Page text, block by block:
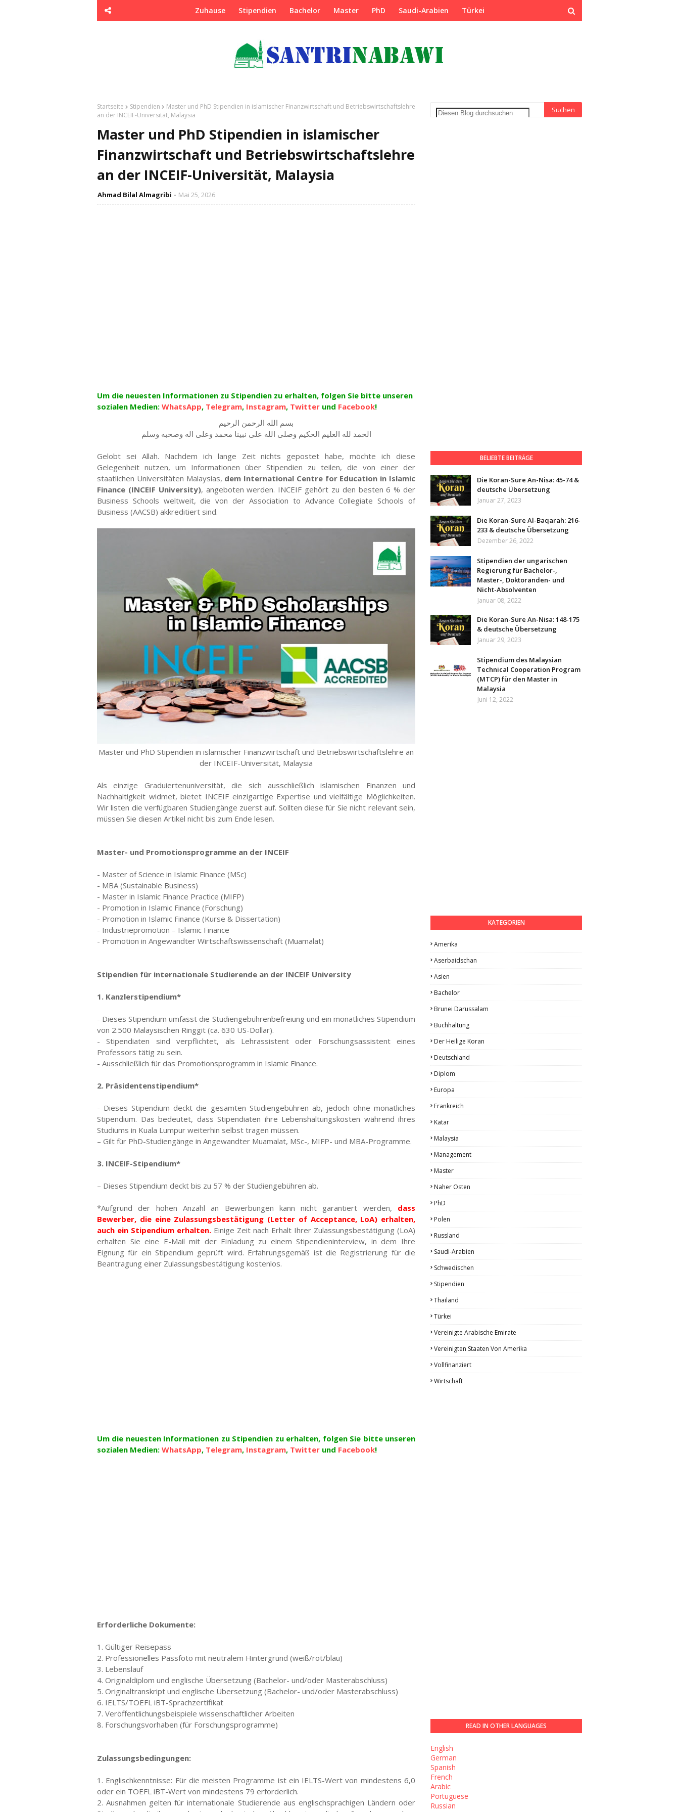
Zuhause Stipendien Bachelor Master PhD Saudi-Arabien Türkei
Startseite Stipendien
Master und PhD Stipendien in islamischer Finanzwirtschaft und Betriebswirtschaftslehre
an der INCEIF-Universität, Malaysia
Master und PhD Stipendien in islamischer
Finanzwirtschaft und Betriebswirtschaftslehre
an der INCEIF-Universität, Malaysia
Ahmad Bilal Almagribi Mai 25, 2026
Um die neuesten Informationen zu Stipendien zu erhalten, folgen Sie bitte unseren
sozialen Medien: WhatsApp, Telegram, Instagram, Twitter und Facebook!
بسم الله الرحمن الرحيم
الحمد لله العليم الحكيم وصلى الله على نبينا محمد وعلى اله وصحبه وسلم
Gelobt sei Allah. Nachdem ich lange Zeit nichts gepostet habe, möchte ich diese
Gelegenheit nutzen, um Informationen über Stipendien zu teilen, die von einer der
staatlichen Universitäten Malaysias, dem International Centre for Education in Islamic
Finance (INCEIF University), angeboten werden. INCEIF gehört zu den besten 6 % der
Business Schools weltweit, die von der Association to Advance Collegiate Schools of
Business (AACSB) akkreditiert sind.
Master und PhD Stipendien in islamischer Finanzwirtschaft und Betriebswirtschaftslehre an
der INCEIF-Universität, Malaysia
Als einzige Graduiertenuniversität, die sich ausschließlich islamischen Finanzen und
Nachhaltigkeit widmet, bietet INCEIF einzigartige Expertise und vielfältige Möglichkeiten.
Wir listen die verfügbaren Studiengänge zuerst auf. Sollten diese für Sie nicht relevant sein,
müssen Sie diesen Artikel nicht bis zum Ende lesen.
Master- und Promotionsprogramme an der INCEIF
- Master of Science in Islamic Finance (MSc)
- MBA (Sustainable Business)
- Master in Islamic Finance Practice (MIFP)
- Promotion in Islamic Finance (Forschung)
- Promotion in Islamic Finance (Kurse & Dissertation)
- Industriepromotion – Islamic Finance
- Promotion in Angewandter Wirtschaftswissenschaft (Muamalat)
Stipendien für internationale Studierende an der INCEIF University
1. Kanzlerstipendium*
- Dieses Stipendium umfasst die Studiengebührenbefreiung und ein monatliches Stipendium
von 2.500 Malaysischen Ringgit (ca. 630 US-Dollar).
- Stipendiaten sind verpflichtet, als Lehrassistent oder Forschungsassistent eines
Professors tätig zu sein.
- Ausschließlich für das Promotionsprogramm in Islamic Finance.
2. Präsidentenstipendium*
- Dieses Stipendium deckt die gesamten Studiengebühren ab, jedoch ohne monatliches
Stipendium. Das bedeutet, dass Stipendiaten ihre Lebenshaltungskosten während ihres
Studiums in Kuala Lumpur weiterhin selbst tragen müssen.
– Gilt für PhD-Studiengänge in Angewandter Muamalat, MSc-, MIFP- und MBA-Programme.
3. INCEIF-Stipendium*
– Dieses Stipendium deckt bis zu 57 % der Studiengebühren ab.
*Aufgrund der hohen Anzahl an Bewerbungen kann nicht garantiert werden, dass
Bewerber, die eine Zulassungsbestätigung (Letter of Acceptance, LoA) erhalten,
auch ein Stipendium erhalten. Einige Zeit nach Erhalt Ihrer Zulassungsbestätigung (LoA)
erhalten Sie eine E-Mail mit der Einladung zu einem Stipendieninterview, in dem Ihre
Eignung für ein Stipendium geprüft wird. Erfahrungsgemäß ist die Registrierung für die
Beantragung einer Zulassungsbestätigung kostenlos.
Um die neuesten Informationen zu Stipendien zu erhalten, folgen Sie bitte unseren
sozialen Medien: WhatsApp, Telegram, Instagram, Twitter und Facebook!
Erforderliche Dokumente:
1. Gültiger Reisepass
2. Professionelles Passfoto mit neutralem Hintergrund (weiß/rot/blau)
3. Lebenslauf
4. Originaldiplom und englische Übersetzung (Bachelor- und/oder Masterabschluss)
5. Originaltranskript und englische Übersetzung (Bachelor- und/oder Masterabschluss)
6. IELTS/TOEFL iBT-Sprachzertifikat
7. Veröffentlichungsbeispiele wissenschaftlicher Arbeiten
8. Forschungsvorhaben (für Forschungsprogramme)
Zulassungsbedingungen:
1. Englischkenntnisse: Für die meisten Programme ist ein IELTS-Wert von mindestens 6,0
oder ein TOEFL iBT-Wert von mindestens 79 erforderlich.
2. Ausnahmen gelten für internationale Studierende aus englischsprachigen Ländern oder
BELIEBTE BEITRÄGE
Die Koran-Sure An-Nisa: 45-74 &
deutsche Übersetzung
Januar 27, 2023
Die Koran-Sure Al-Baqarah: 216-
233 & deutsche Übersetzung
Dezember 26, 2022
Stipendien der ungarischen
Regierung für Bachelor-,
Master-, Doktoranden- und
Nicht-Absolventen
Januar 08, 2022
Die Koran-Sure An-Nisa: 148-175
& deutsche Übersetzung
Januar 29, 2023
Stipendium des Malaysian
Technical Cooperation Program
(MTCP) für den Master in
Malaysia
Juni 12, 2022
KATEGORIEN
Amerika
Aserbaidschan
Asien
Bachelor
Brunei Darussalam
Buchhaltung
Der Heilige Koran
Deutschland
Diplom
Europa
Frankreich
Katar
Malaysia
Management
Master
Naher Osten
PhD
Polen
Russland
Saudi-Arabien
Schwedischen
Stipendien
Thailand
Türkei
Vereinigte Arabische Emirate
Vereinigten Staaten Von Amerika
Vollfinanziert
Wirtschaft
READ IN OTHER LANGUAGES
English
German
Spanish
French
Arabic
Portuguese
Russian